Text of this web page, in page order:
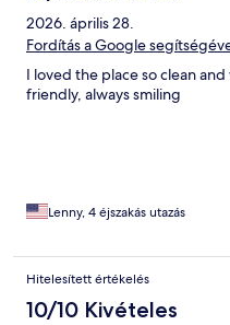
2026. április 28.
Fordítás a Google
I loved the place so clean
friendly, always smiling
Lenny, 4 éjszakás utazás
Hitelesített értékelés
10/10 Kivételes